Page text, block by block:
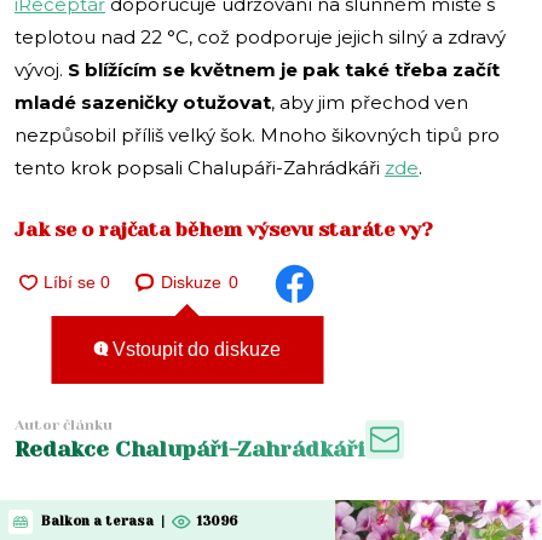
teplotou nad 22 °C, což podporuje jejich silný a zdravý
vývoj. S blížícím se květnem je pak také třeba začít
mladé sazeničky otužovat, aby jim přechod ven
nezpůsobil příliš velký šok. Mnoho šikovných tipů pro
tento krok popsali Chalupáři-Zahrádkáři zde.
Jak se o rajčata během výsevu staráte vy?
Diskuze 0
Vstoupit do diskuze
Autor článku
Redakce Chalupáři-Zahrádkáři
Balkon a terasa | 13096